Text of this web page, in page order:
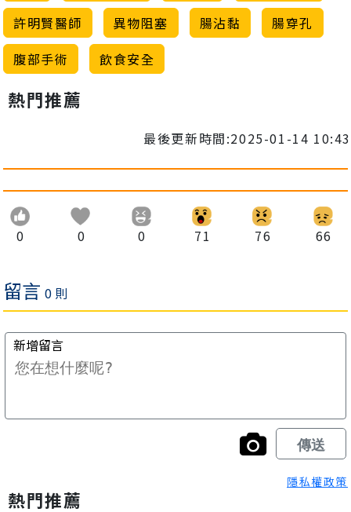
許明賢醫師
異物阻塞 腸沾黏
腸穿孔
腹部手術
飲食安全
熱門推薦
最後更新時間:2025-01-14 10:43
0 0 0 71 76 66
隱私權政策
熱門推薦